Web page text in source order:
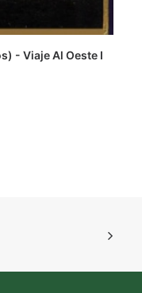
- Viaje Al Oeste I